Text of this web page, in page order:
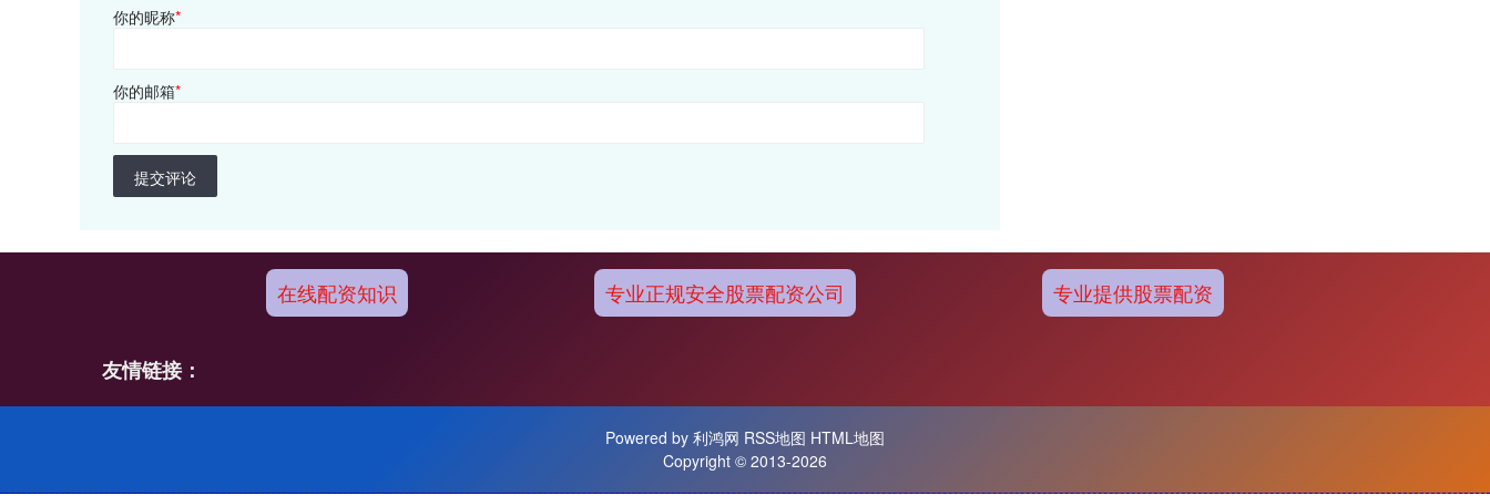
你的昵称*
你的邮箱*
提交评论
在线配资知识 专业正规安全股票配资公司 专业提供股票配资
友情链接：
Powered by 利鸿网 RSS地图 HTML地图
Copyright © 2013-2026